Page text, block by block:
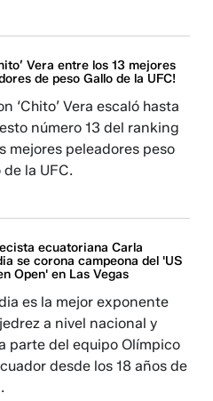
Vera entre los 13 mejores
de peso Gallo de la UFC!
‘Chito’ Vera escaló hasta
número 13 del ranking
mejores peleadores peso
de la UFC.
ecuatoriana Carla
se corona campeona del 'US
Open' en Las Vegas
es la mejor exponente
a nivel nacional y
parte del equipo Olímpico
desde los 18 años de